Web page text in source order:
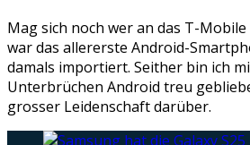
Mag sich noch wer an das T-
war das allererste Android-
damals importiert. Seither bin ich
Unterbrüchen Android treu
grosser Leidenschaft darüber.